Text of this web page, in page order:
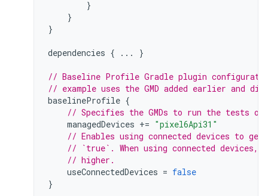
}
}
}
dependencies { ... }
// Baseline Profile Gradle plugin
// example uses the GMD added earlier and
baselineProfile {
// Specifies the GMDs to run the tests
managedDevices += "pixel6Api31"
// Enables using connected devices to
// `true`. When using connected devices,
// higher.
useConnectedDevices = false
}